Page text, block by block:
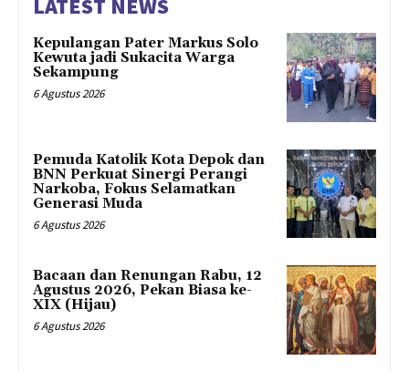
LATEST NEWS
Kepulangan Pater Markus Solo
Kewuta jadi Sukacita Warga
Sekampung
6 Agustus 2026
Pemuda Katolik Kota Depok dan
BNN Perkuat Sinergi Perangi
Narkoba, Fokus Selamatkan
Generasi Muda
6 Agustus 2026
Bacaan dan Renungan Rabu, 12
Agustus 2026, Pekan Biasa ke-
XIX (Hijau)
6 Agustus 2026